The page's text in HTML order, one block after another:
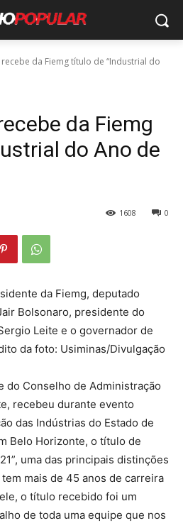
recebe da Fiemg título de “Industrial do
da Fiemg
do Ano de
0
1608
da Fiemg, deputado
Bolsonaro, presidente do
Leite e o governador de
da foto: Usiminas/Divulgação
do Conselho de Administração
recebeu durante evento
das Indústrias do Estado de
Belo Horizonte, o título de
uma das principais distinções
mais de 45 anos de carreira
o título recebido foi um
de toda uma equipe que nos